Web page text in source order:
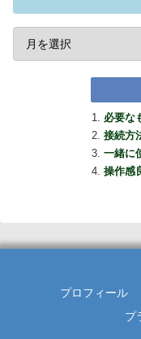
必要な
接続方
一緒に
操作感
プロフィール
プ